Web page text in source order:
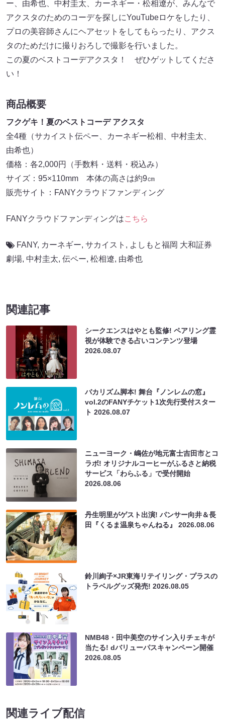
ー、由希也、中村圭太、カーネギー・松相遼が、みんなで
アクスタのためのコーデを探しにYouTubeロケをしたり、
プロの美容師さんにヘアセットをしてもらったり、アクス
タのためだけに撮りおろしで撮影を行いました。
この夏のベストコーデアクスタ！ ぜひゲットしてくださ
い！
商品概要
フクゲキ！夏のベストコーデ アクスタ
全4種（サカイスト伝ペー、カーネギー松相、中村圭太、
由希也）
価格：各2,000円（手数料・送料・税込み）
サイズ：95×110mm 本体の高さは約9㎝
販売サイト：FANYクラウドファンディング
FANYクラウドファンディングはこちら
FANY, カーネギー, サカイスト , よしもと福岡 大和証券
劇場, 中村圭太, 伝ペー, 松相遼, 由希也
関連記事
シークエンスはやとも監修! ペアリング霊
視が体験できる占いコンテンツ登場
2026.08.07
バカリズム脚本! 舞台『ノンレムの窓』
vol.2のFANYチケット1次先行受付スター
ト2026.08.07
ニューヨーク・嶋佐が地元富士吉田市とコ
ラボ! オリジナルコーヒーがふるさと納税
サービス「わらふる」で受付開始
2026.08.06
丹生明里がゲスト出演! パンサー向井＆長
田『くるま温泉ちゃんねる』2026.08.06
鈴川絢子×JR東海リテイリング・プラスの
トラベルグッズ発売!2026.08.05
NMB48・田中美空のサイン入りチェキが
当たる! dバリューパスキャンペーン開催
2026.08.05
関連ライブ配信